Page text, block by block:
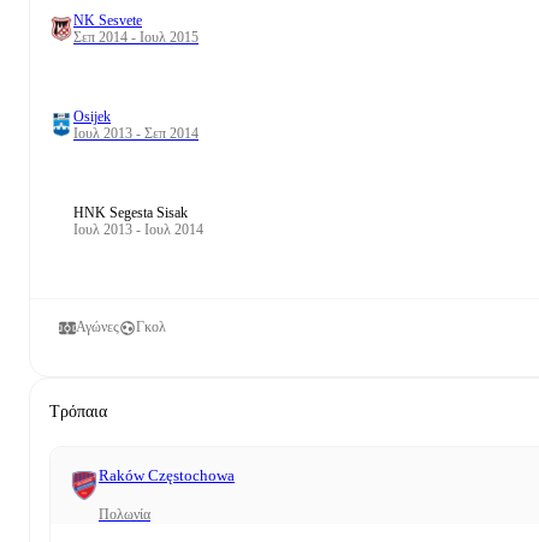
NK Sesvete
Σεπ 2014 - Ιουλ 2015
Osijek
Ιουλ 2013 - Σεπ 2014
HNK Segesta Sisak
Ιουλ 2013 - Ιουλ 2014
Αγώνες Γκολ
Τρόπαια
Raków Częstochowa
Πολωνία